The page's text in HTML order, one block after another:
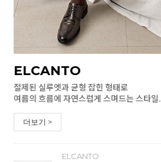
ELCANTO
절제된 실루엣과 균형 잡힌 형태로
여름의 흐름에 자연스럽게 스며드는 스타일.
더보기 >
ELCANTO